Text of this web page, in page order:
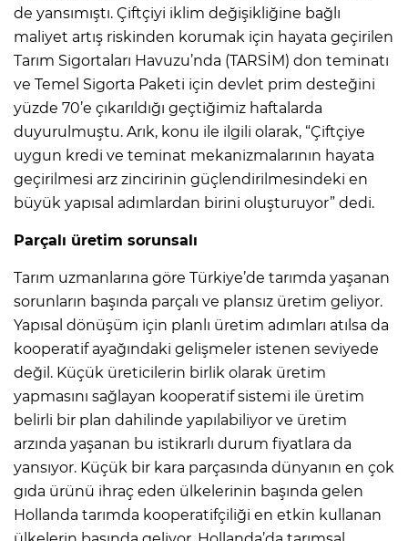
de yansımıştı. Çiftçiyi iklim değişikliğine bağlı
maliyet artış riskinden korumak için hayata geçirilen
Tarım Sigortaları Havuzu’nda (TARSİM) don teminatı
ve Temel Sigorta Paketi için devlet prim desteğini
yüzde 70’e çıkarıldığı geçtiğimiz haftalarda
duyurulmuştu. Arık, konu ile ilgili olarak, “Çiftçiye
uygun kredi ve teminat mekanizmalarının hayata
geçirilmesi arz zincirinin güçlendirilmesindeki en
büyük yapısal adımlardan birini oluşturuyor” dedi.
Parçalı üretim sorunsalı
Tarım uzmanlarına göre Türkiye’de tarımda yaşanan
sorunların başında parçalı ve plansız üretim geliyor.
Yapısal dönüşüm için planlı üretim adımları atılsa da
kooperatif ayağındaki gelişmeler istenen seviyede
değil. Küçük üreticilerin birlik olarak üretim
yapmasını sağlayan kooperatif sistemi ile üretim
belirli bir plan dahilinde yapılabiliyor ve üretim
arzında yaşanan bu istikrarlı durum fiyatlara da
yansıyor. Küçük bir kara parçasında dünyanın en çok
gıda ürünü ihraç eden ülkelerinin başında gelen
Hollanda tarımda kooperatifçiliği en etkin kullanan